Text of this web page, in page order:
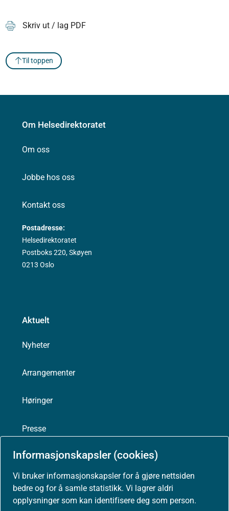
Informasjonskapsler (cookies)
Vi bruker informasjonskapsler for å gjøre nettsiden
bedre og for å samle statistikk. Vi lagrer aldri
opplysninger som kan identifisere deg som person.
Skriv ut / lag PDF
Til toppen
Om Helsedirektoratet
Om oss
Jobbe hos oss
Kontakt oss
Postadresse:
Helsedirektoratet
Postboks 220, Skøyen
0213 Oslo
Aktuelt
Nyheter
Arrangementer
Høringer
Presse
Om nettstedet